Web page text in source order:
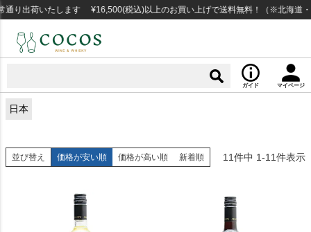
り出荷いたします ¥16,500(税込)以上のお買い上げで送料無料！（※北海道・沖
ガイド マイページ
日本
並び替え 価格が安い順 価格が高い順 新着順 11件中 1-11件表示